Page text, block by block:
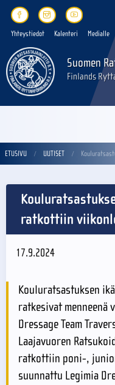
Yhteystiedot Kalenteri Medialle
Suomen
Finlands
ETUSIVU UUTISET
ratkottiin
17.9.2024
Kouluratsastuksen
ratkesivat menneenä
Dressage Team
Laajavuoren
ratkottiin poni-,
suunnattu Legimia